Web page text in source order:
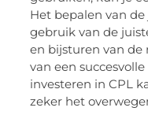
Het bepalen van
gebruik van de
en bijsturen van de
van een
investeren in CPL
zeker het